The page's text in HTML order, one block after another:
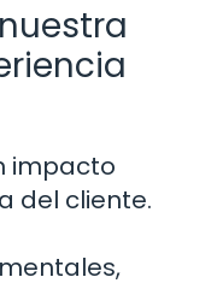
impacto
del cliente.